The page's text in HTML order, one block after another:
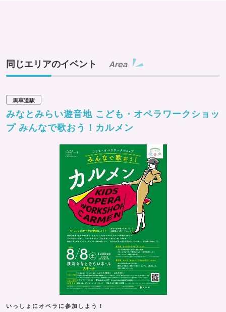
同じエリアのイベント Area
馬車道駅
みなとみらい遊音地 こども・オペラワークショッ
プ みんなで歌おう！カルメン
いっしょにオペラに参加しよう！